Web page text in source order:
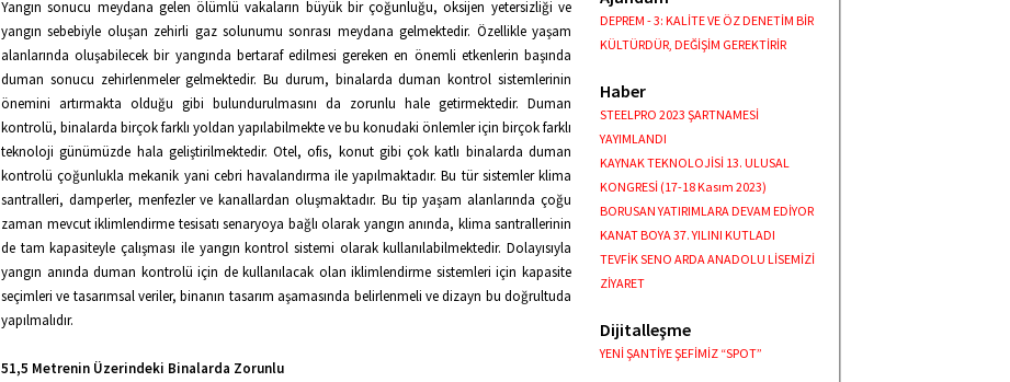
Yangın sonucu meydana gelen ölümlü vakaların büyük bir çoğunluğu, oksijen yetersizliği ve
yangın sebebiyle oluşan zehirli gaz solunumu sonrası meydana gelmektedir. Özellikle yaşam
alanlarında oluşabilecek bir yangında bertaraf edilmesi gereken en önemli etkenlerin başında
duman sonucu zehirlenmeler gelmektedir. Bu durum, binalarda duman kontrol sistemlerinin
önemini artırmakta olduğu gibi bulundurulmasını da zorunlu hale getirmektedir. Duman
kontrolü, binalarda birçok farklı yoldan yapılabilmekte ve bu konudaki önlemler için birçok farklı
teknoloji günümüzde hala geliştirilmektedir. Otel, ofis, konut gibi çok katlı binalarda duman
kontrolü çoğunlukla mekanik yani cebri havalandırma ile yapılmaktadır. Bu tür sistemler klima
santralleri, damperler, menfezler ve kanallardan oluşmaktadır. Bu tip yaşam alanlarında çoğu
zaman mevcut iklimlendirme tesisatı senaryoya bağlı olarak yangın anında, klima santrallerinin
de tam kapasiteyle çalışması ile yangın kontrol sistemi olarak kullanılabilmektedir. Dolayısıyla
yangın anında duman kontrolü için de kullanılacak olan iklimlendirme sistemleri için kapasite
seçimleri ve tasarımsal veriler, binanın tasarım aşamasında belirlenmeli ve dizayn bu doğrultuda
yapılmalıdır.
51,5 Metrenin Üzerindeki Binalarda Zorunlu
DEPREM - 3: KALİTE VE ÖZ DENETİM BİR
KÜLTÜRDÜR, DEĞİŞİM GEREKTİRİR
Haber
STEELPRO 2023 ŞARTNAMESİ
YAYIMLANDI
KAYNAK TEKNOLOJİSİ 13. ULUSAL
KONGRESİ (17-18 Kasım 2023)
BORUSAN YATIRIMLARA DEVAM EDİYOR
KANAT BOYA 37. YILINI KUTLADI
TEVFİK SENO ARDA ANADOLU LİSEMİZİ
ZİYARET
Dijitalleşme
YENİ ŞANTİYE ŞEFİMİZ “SPOT”